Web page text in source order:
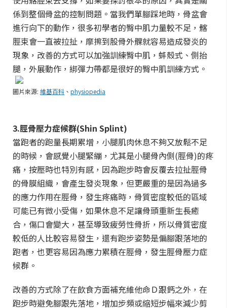
係到整個骨盆的控制問題。當我們單腳踩地時，骨盆會
進行向下的動作，很多初學者的臀中肌力量較不足，髂
脛束會一直被拉扯，摩擦到股骨外髁就容易造成發炎的
現象，改善的方式可以加強訓練臀中肌，蚌殼式、側抬
腿，外展動作，綁彈力帶都是很好的臀中肌訓練方式。
圖片來源: 維基百科 、 physiopedia
3.脛骨壓力症候群(Shin Splint)
當跑者的跑量長期累增，小腿肌肉休息不夠又放鬆不足
的時候，會感覺小腿緊繃，尤其是小腿骨內側(脛骨)的疼
痛，按壓時也特別有感，因為跑步時會反覆去拉扯脛骨
的骨膜組織，會產生發炎現象，但更嚴重的是因為過多
的應力作用在脛骨，發生疼痛時，骨質密度較低的區域
可能已有微小受傷，如果休息不足讓骨頭重新生長癒
合，傷口會變大，甚至導致疲勞性骨折，所以骨質密度
較低的人比較容易發生，還有跑步姿勢是偏腳跟落地的
跑者，也更容易因為應力累積在脛骨，發生脛骨壓力症
候群。
改善的方式除了在飲食方面補充維他命Ｄ跟鈣之外，在
跑步時避免腳跟先落地，增加步頻或縮短步幅來減少剪